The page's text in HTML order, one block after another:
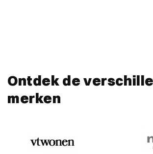
Ontdek de
merken